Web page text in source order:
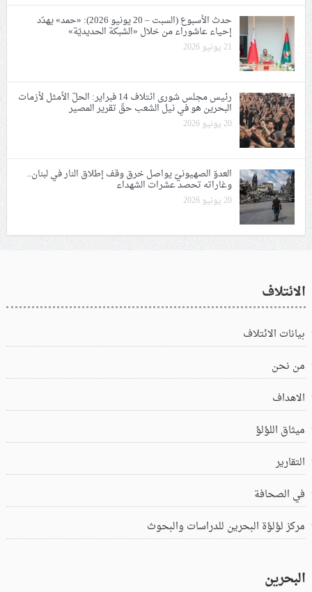
حدث الأسبوع (السبت – 20 يونيو 2026): «حمد» يهدّد
إحياء عاشوراء من خلال «الشبكة الحديديّة»
21 يونيو 2026
رئيس مجلس شورى ائتلاف 14 فبراير: الحلّ الأمثل لأزمات
البحرين هو في نيل الشعب حقّ تقرير المصير
20 يونيو 2026
العدوّ الصهيونيّ يواصل خرق وقف إطلاق النار في لبنان..
وغاراته تحصد عشرات الشهداء
20 يونيو 2026
الائتلاف
بيانات الائتلاف
من نحن
الاهداف
ميثاق اللؤلؤ
التقارير
في الصحافة
مركز لؤلؤة البحرين للدراسات والبحوث
البحرين